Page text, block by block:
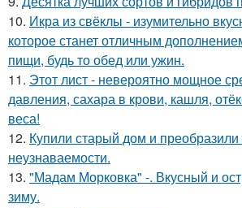
10. Икра из свёклы - изумительно
которое станет отличным
пищи, будь то обед или ужин.
11. Этот лист - невероятно мощное
давления, сахара в крови, кашля,
веса!
12. Купили старый дом и преобразили
неузнаваемости.
13. "Мадам Морковка" -. Вкусный и
зиму.